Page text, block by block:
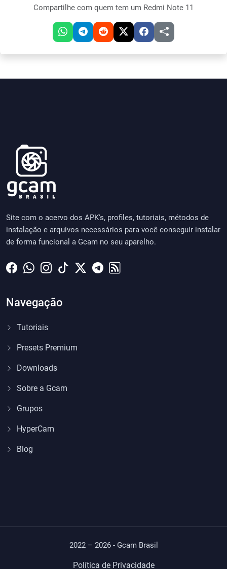
Compartilhe com quem tem um Redmi Note 11
Site com o acervo dos APK's, profiles, tutoriais, métodos de
instalação e arquivos necessários para você conseguir instalar
de forma funcional a Gcam no seu aparelho.
Navegação
Tutoriais
Presets Premium
Downloads
Sobre a Gcam
Grupos
HyperCam
Blog
2022 – 2026 - Gcam Brasil
Política de Privacidade